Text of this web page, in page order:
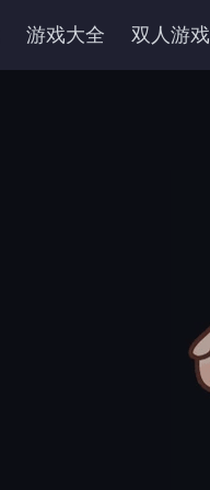
游戏大全 双人游戏